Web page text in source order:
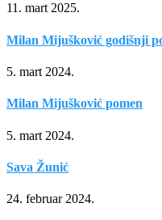
11. mart 2025.
Milan Mijušković godišnji
5. mart 2024.
Milan Mijušković pomen
5. mart 2024.
Sava Žunić
24. februar 2024.